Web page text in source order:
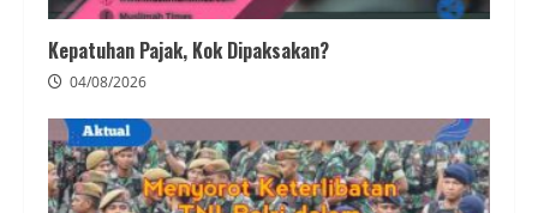
Kepatuhan Pajak, Kok Dipaksakan?
04/08/2026